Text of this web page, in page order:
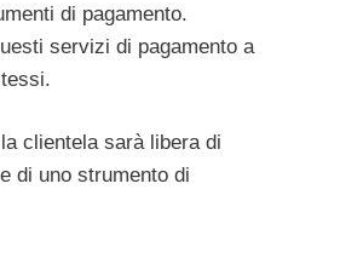
di pagamento.
servizi di pagamento a
la clientela sarà libera di
di uno strumento di